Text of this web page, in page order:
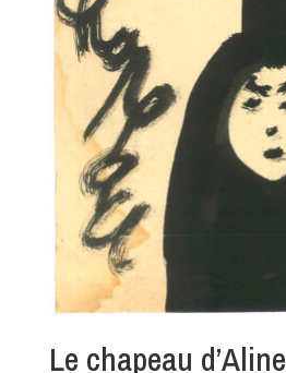
Le chapeau d’Aline